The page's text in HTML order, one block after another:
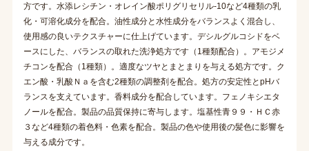
方です。水添レシチン・オレイン酸ポリグリセリル-10など4種類の乳
化・可溶化成分を配合。油性成分と水性成分をバランスよく混合し、
使用感の良いテクスチャーに仕上げています。デシルグルコシドをベ
ースにした、バランスの取れた洗浄処方です（1種類配合）。アモジメ
チコンを配合（1種類）。適度なツヤとまとまりを与える処方です。ク
エン酸・乳酸Ｎａを含む2種類の調整剤を配合。処方の安定性とpHバ
ランスを支えています。香料成分を配合しています。フェノキシエタ
ノールを配合。製品の品質保持に寄与します。塩基性青９９・ＨＣ赤
３など4種類の着色料・色素を配合。製品の色や使用後の髪色に影響を
与える成分です。